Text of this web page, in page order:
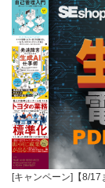
[キャンペーン]【8/